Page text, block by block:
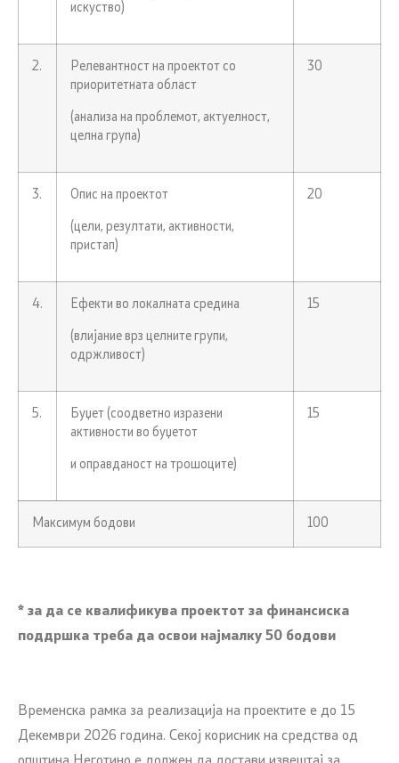
искуство)
2.
Релевантност на проектот со
приоритетната област
(анализа на проблемот, актуелност,
целна група)
30
3. Опис на проектот
(цели, резултати, активности,
пристап)
20
4. Ефекти во локалната средина
(влијание врз целните групи,
одржливост)
15
5.
Буџет (соодветно изразени
активности во буџетот
и оправданост на трошоците)
15
Максимум бодови 100
* за да се квалификува проектот за финансиска
поддршка треба да освои најмалку 50 бодови
Временска рамка за реализација на проектите е до 15
Декември 2026 година. Секој корисник на средства од